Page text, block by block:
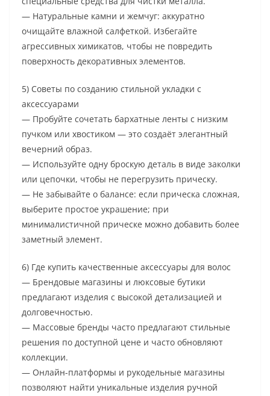
— Натуральные камни и жемчуг: аккуратно
очищайте влажной салфеткой. Избегайте
агрессивных химикатов, чтобы не повредить
поверхность декоративных элементов.
5) Советы по созданию стильной укладки с
аксессуарами
— Пробуйте сочетать бархатные ленты с низким
пучком или хвостиком — это создаёт элегантный
вечерний образ.
— Используйте одну броскую деталь в виде заколки
или цепочки, чтобы не перегрузить прическу.
— Не забывайте о балансе: если прическа сложная,
выберите простое украшение; при
минималистичной прическе можно добавить более
заметный элемент.
6) Где купить качественные аксессуары для волос
— Брендовые магазины и люксовые бутики
предлагают изделия с высокой детализацией и
долговечностью.
— Массовые бренды часто предлагают стильные
решения по доступной цене и часто обновляют
коллекции.
— Онлайн-платформы и рукодельные магазины
позволяют найти уникальные изделия ручной